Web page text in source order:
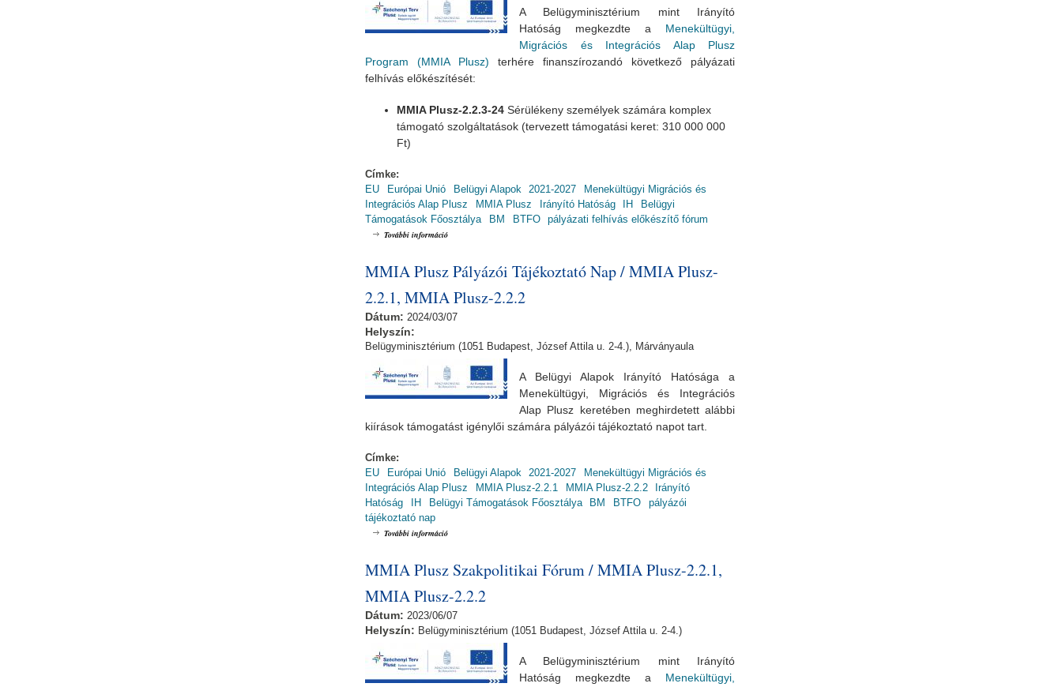
A Belügyminisztérium mint Irányító
Hatóság megkezdte a Menekültügyi,
Migrációs és Integrációs Alap Plusz
Program (MMIA Plusz) terhére finanszírozandó következő pályázati
felhívás előkészítését:
MMIA Plusz-2.2.3-24 Sérülékeny személyek számára komplex
támogató szolgáltatások (tervezett támogatási keret: 310 000 000
Ft)
Címke:
EU
Európai Unió Belügyi Alapok 2021-2027
Menekültügyi Migrációs és
Integrációs Alap Plusz
MMIA Plusz Irányító Hatóság IH
Belügyi
Támogatások Főosztálya
BM BTFO pályázati felhívás előkészítő fórum
További információ
MMIA Plusz Pályázói Tájékoztató Nap / MMIA Plusz-
2.2.1, MMIA Plusz-2.2.2
Dátum: 2024/03/07
Helyszín:
Belügyminisztérium (1051 Budapest, József Attila u. 2-4.), Márványaula
A Belügyi Alapok Irányító Hatósága a
Menekültügyi, Migrációs és Integrációs
Alap Plusz keretében meghirdetett alábbi
kiírások támogatást igénylői számára pályázói tájékoztató napot tart.
Címke:
EU
Európai Unió Belügyi Alapok 2021-2027
Menekültügyi Migrációs és
Integrációs Alap Plusz
MMIA Plusz-2.2.1 MMIA Plusz-2.2.2
Irányító
Hatóság
IH Belügyi Támogatások Főosztálya BM BTFO
pályázói
tájékoztató nap
További információ
MMIA Plusz Szakpolitikai Fórum / MMIA Plusz-2.2.1,
MMIA Plusz-2.2.2
Dátum: 2023/06/07
Helyszín: Belügyminisztérium (1051 Budapest, József Attila u. 2-4.)
A Belügyminisztérium mint Irányító
Hatóság megkezdte a Menekültügyi,